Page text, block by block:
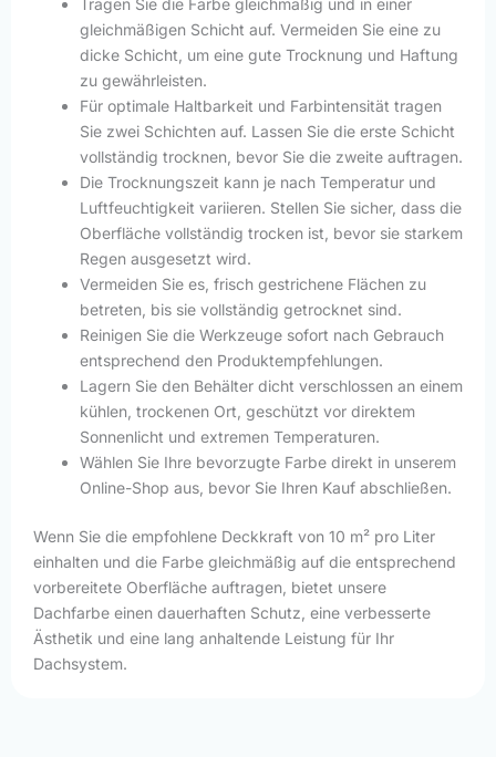
Tragen Sie die Farbe gleichmäßig und in einer
gleichmäßigen Schicht auf. Vermeiden Sie eine zu
dicke Schicht, um eine gute Trocknung und Haftung
zu gewährleisten.
Für optimale Haltbarkeit und Farbintensität tragen
Sie zwei Schichten auf. Lassen Sie die erste Schicht
vollständig trocknen, bevor Sie die zweite auftragen.
Die Trocknungszeit kann je nach Temperatur und
Luftfeuchtigkeit variieren. Stellen Sie sicher, dass die
Oberfläche vollständig trocken ist, bevor sie starkem
Regen ausgesetzt wird.
Vermeiden Sie es, frisch gestrichene Flächen zu
betreten, bis sie vollständig getrocknet sind.
Reinigen Sie die Werkzeuge sofort nach Gebrauch
entsprechend den Produktempfehlungen.
Lagern Sie den Behälter dicht verschlossen an einem
kühlen, trockenen Ort, geschützt vor direktem
Sonnenlicht und extremen Temperaturen.
Wählen Sie Ihre bevorzugte Farbe direkt in unserem
Online-Shop aus, bevor Sie Ihren Kauf abschließen.
Wenn Sie die empfohlene Deckkraft von 10 m² pro Liter
einhalten und die Farbe gleichmäßig auf die entsprechend
vorbereitete Oberfläche auftragen, bietet unsere
Dachfarbe einen dauerhaften Schutz, eine verbesserte
Ästhetik und eine lang anhaltende Leistung für Ihr
Dachsystem.